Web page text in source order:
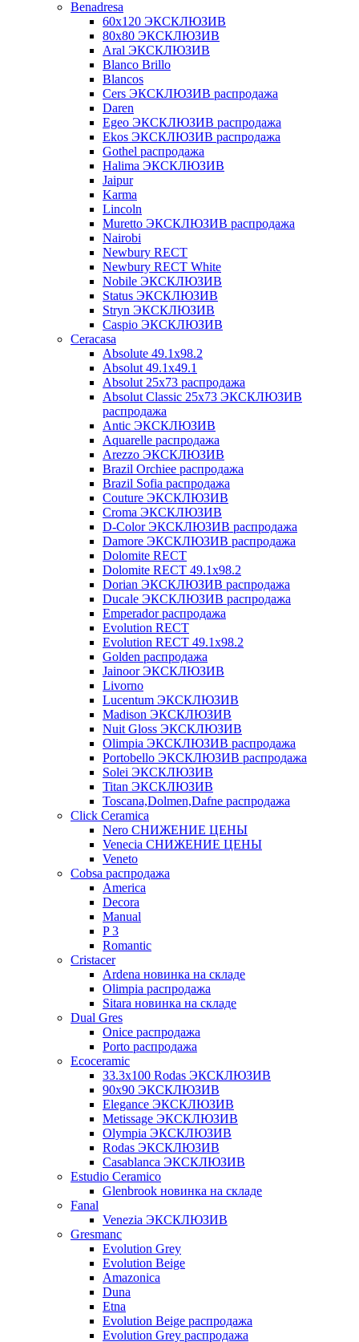
Benadresa
60х120 ЭКСКЛЮЗИВ
80х80 ЭКСКЛЮЗИВ
Aral ЭКСКЛЮЗИВ
Blanco Brillo
Blancos
Cers ЭКСКЛЮЗИВ распродажа
Daren
Egeo ЭКСКЛЮЗИВ распродажа
Ekos ЭКСКЛЮЗИВ распродажа
Gothel распродажа
Halima ЭКСКЛЮЗИВ
Jaipur
Karma
Lincoln
Muretto ЭКСКЛЮЗИВ распродажа
Nairobi
Newbury RECT
Newbury RECT White
Nobile ЭКСКЛЮЗИВ
Status ЭКСКЛЮЗИВ
Stryn ЭКСКЛЮЗИВ
Сaspio ЭКСКЛЮЗИВ
Ceracasa
Absolute 49.1x98.2
Absolut 49.1x49.1
Absolut 25x73 распродажа
Absolut Classic 25x73 ЭКСКЛЮЗИВ
распродажа
Antic ЭКСКЛЮЗИВ
Aquarelle распродажа
Arezzo ЭКСКЛЮЗИВ
Brazil Orchiee распродажа
Brazil Sofia распродажа
Couture ЭКСКЛЮЗИВ
Croma ЭКСКЛЮЗИВ
D-Color ЭКСКЛЮЗИВ распродажа
Damore ЭКСКЛЮЗИВ распродажа
Dolomite RECT
Dolomite RECT 49.1x98.2
Dorian ЭКСКЛЮЗИВ распродажа
Ducale ЭКСКЛЮЗИВ распродажа
Emperador распродажа
Evolution RECT
Evolution RECT 49.1x98.2
Golden распродажа
Jainoor ЭКСКЛЮЗИВ
Livorno
Lucentum ЭКСКЛЮЗИВ
Madison ЭКСКЛЮЗИВ
Nuit Gloss ЭКСКЛЮЗИВ
Olimpia ЭКСКЛЮЗИВ распродажа
Portobello ЭКСКЛЮЗИВ распродажа
Solei ЭКСКЛЮЗИВ
Titan ЭКСКЛЮЗИВ
Toscana,Dolmen,Dafne распродажа
Cliсk Ceramica
Nero СНИЖЕНИЕ ЦЕНЫ
Venecia СНИЖЕНИЕ ЦЕНЫ
Veneto
Cobsa распродажа
America
Decora
Manual
P 3
Romantic
Cristacer
Ardena новинка на складе
Olimpia распродажа
Sitara новинка на складе
Dual Gres
Onice распродажа
Porto распродажа
Ecoceramic
33.3х100 Rodas ЭКСКЛЮЗИВ
90x90 ЭКСКЛЮЗИВ
Elegance ЭКСКЛЮЗИВ
Metissage ЭКСКЛЮЗИВ
Olympia ЭКСКЛЮЗИВ
Rodas ЭКСКЛЮЗИВ
Сasablanca ЭКСКЛЮЗИВ
Estudio Ceramico
Glenbrook новинка на складе
Fanal
Venezia ЭКСКЛЮЗИВ
Gresmanc
Evolution Grey
Evolution Beige
Amazonica
Duna
Etna
Evolution Beige распродажа
Evolution Grey распродажа